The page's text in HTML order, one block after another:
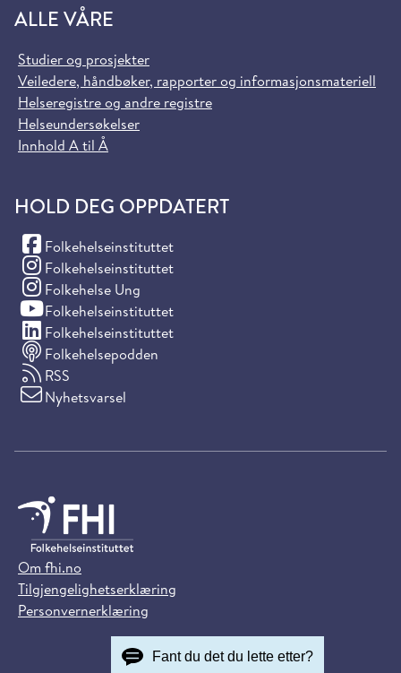
ALLE VÅRE
Studier og prosjekter
Veiledere, håndbøker, rapporter og informasjonsmateriell
Helseregistre og andre registre
Helseundersøkelser
Innhold A til Å
HOLD DEG OPPDATERT
Folkehelseinstituttet
(Facebook)
Folkehelseinstituttet
(Instagram)
Folkehelse Ung
(Instagram)
Folkehelseinstituttet
(YouTube)
Folkehelseinstituttet
(LinkedIn)
Folkehelsepodden
RSS
Nyhetsvarsel
Om fhi.no
Tilgjengelighetserklæring
Personvernerklæring
Fant du det du lette etter?